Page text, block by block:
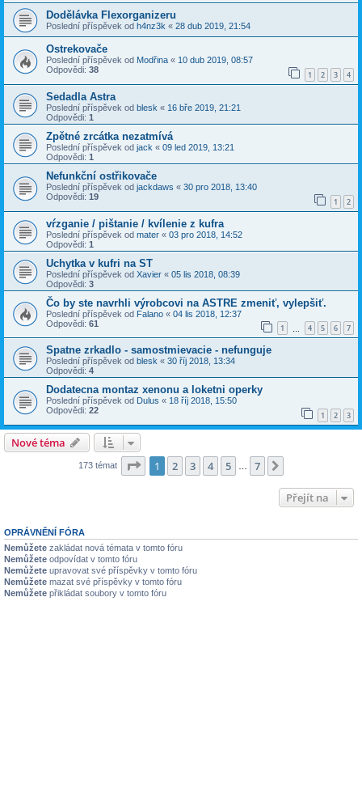
Dodělávka Flexorganizeru
Poslední příspěvek od h4nz3k « 28 dub 2019, 21:54
Ostrekovače
Poslední příspěvek od Modřina « 10 dub 2019, 08:57
Odpovědi: 38 1 2 3 4
Sedadla Astra
Poslední příspěvek od blesk « 16 bře 2019, 21:21
Odpovědi: 1
Zpětné zrcátka nezatmívá
Poslední příspěvek od jack « 09 led 2019, 13:21
Odpovědi: 1
Nefunkční ostřikovače
Poslední příspěvek od jackdaws « 30 pro 2018, 13:40
Odpovědi: 19 1 2
vŕzganie / pištanie / kvílenie z kufra
Poslední příspěvek od mater « 03 pro 2018, 14:52
Odpovědi: 1
Uchytka v kufri na ST
Poslední příspěvek od Xavier « 05 lis 2018, 08:39
Odpovědi: 3
Čo by ste navrhli výrobcovi na ASTRE zmeniť, vylepšiť.
Poslední příspěvek od Falano « 04 lis 2018, 12:37
Odpovědi: 61 1 4 5 6 7
Spatne zrkadlo - samostmievacie - nefunguje
Poslední příspěvek od blesk « 30 říj 2018, 13:34
Odpovědi: 4
Dodatecna montaz xenonu a loketni operky
Poslední příspěvek od Dulus « 18 říj 2018, 15:50
Odpovědi: 22 1 2 3
Nové téma
173 témat Stránka z
1 2 3 4 5 7
Přejít na
OPRÁVNĚNÍ FÓRA
Nemůžete zakládat nová témata v tomto fóru
Nemůžete odpovídat v tomto fóru
Nemůžete upravovat své příspěvky v tomto fóru
Nemůžete mazat své příspěvky v tomto fóru
Nemůžete přikládat soubory v tomto fóru